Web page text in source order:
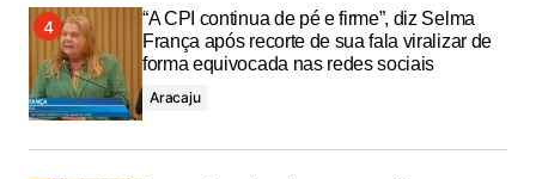
“A CPI continua de pé e firme”, diz Selma
França após recorte de sua fala viralizar de
forma equivocada nas redes sociais
Aracaju